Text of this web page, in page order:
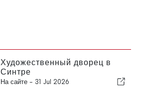
Художественный дворец в
Синтре
На сайте - 31 Jul 2026